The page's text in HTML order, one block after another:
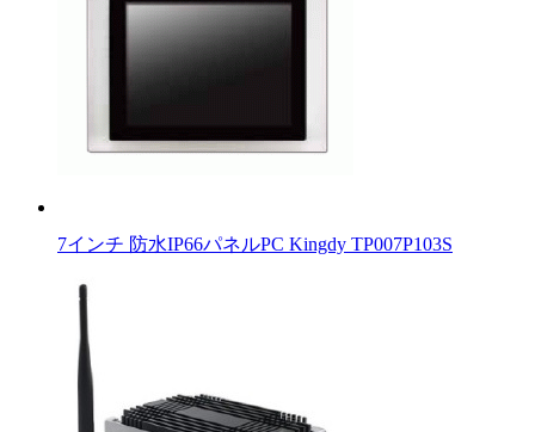
7インチ 防水IP66パネルPC Kingdy TP007P103S